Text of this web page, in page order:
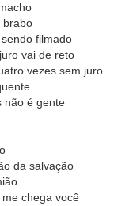
brabo
filmado
vai de reto
vezes sem juro
não é gente
da salvação
chega você